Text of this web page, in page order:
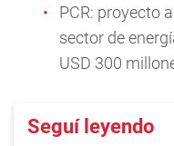
PCR: proyecto
sector de
USD 300
Seguí leyendo